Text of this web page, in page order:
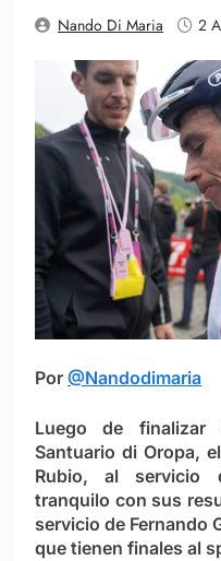
Nando Di Maria 2
Por @Nandodimaria
Luego de
Santuario di Oropa,
Rubio, al servicio
tranquilo con sus
servicio de Fernando
que tienen finales al